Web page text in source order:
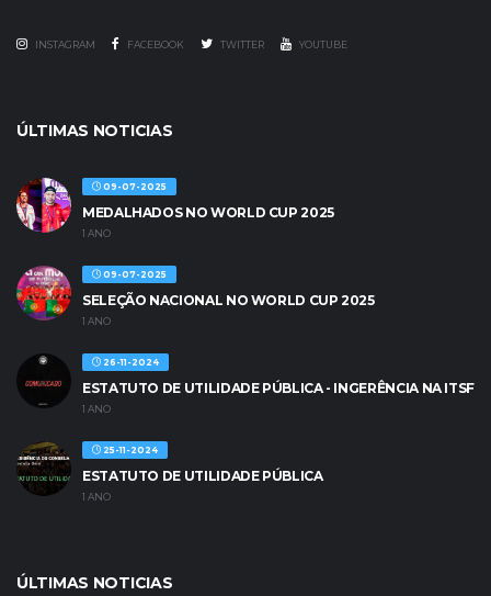
INSTAGRAM FACEBOOK TWITTER YOUTUBE
ÚLTIMAS NOTICIAS
09-07-2025
MEDALHADOS NO WORLD CUP 2025
1 ANO
09-07-2025
SELEÇÃO NACIONAL NO WORLD CUP 2025
1 ANO
26-11-2024
ESTATUTO DE UTILIDADE PÚBLICA - INGERÊNCIA NA ITSF
1 ANO
25-11-2024
ESTATUTO DE UTILIDADE PÚBLICA
1 ANO
ÚLTIMAS NOTICIAS